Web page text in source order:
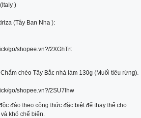
)
(Tây Ban Nha ):
go/shopee.vn?/2XGhTrt
chéo Tây Bắc nhà làm 130g (Muối tiêu rừng).
go/shopee.vn?/2SU7Ihw
đáo theo công thức đặc biệt để thay thế cho
khó chế biến.